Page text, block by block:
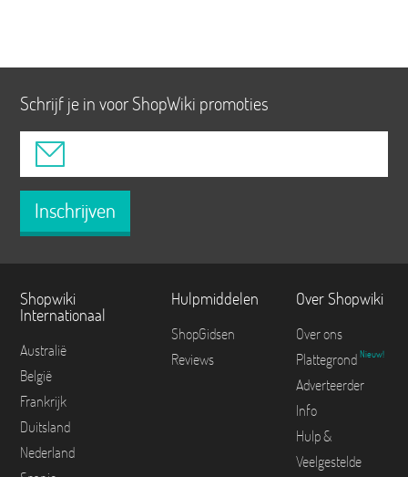
Schrijf je in voor ShopWiki promoties
Inschrijven
Shopwiki
Internationaal
Australië
België
Frankrijk
Duitsland
Nederland
Hulpmiddelen
ShopGidsen
Reviews
Over Shopwiki
Over ons
Plattegrond Nieuw!
Adverteerder
Info
Hulp &
Veelgestelde